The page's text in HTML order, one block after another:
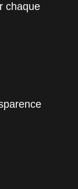
chaque